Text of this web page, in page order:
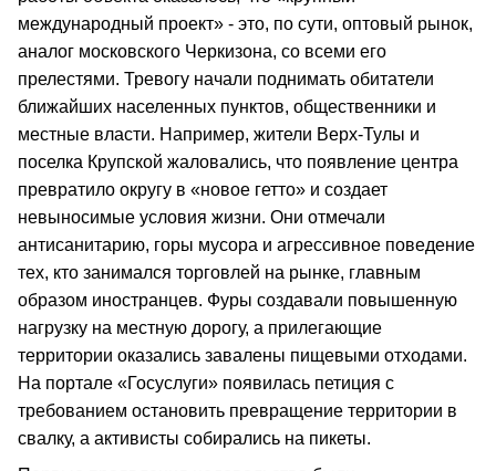
международный проект» - это, по сути, оптовый рынок,
аналог московского Черкизона, со всеми его
прелестями. Тревогу начали поднимать обитатели
ближайших населенных пунктов, общественники и
местные власти. Например, жители Верх-Тулы и
поселка Крупской жаловались, что появление центра
превратило округу в «новое гетто» и создает
невыносимые условия жизни. Они отмечали
антисанитарию, горы мусора и агрессивное поведение
тех, кто занимался торговлей на рынке, главным
образом иностранцев. Фуры создавали повышенную
нагрузку на местную дорогу, а прилегающие
территории оказались завалены пищевыми отходами.
На портале «Госуслуги» появилась петиция с
требованием остановить превращение территории в
свалку, а активисты собирались на пикеты.